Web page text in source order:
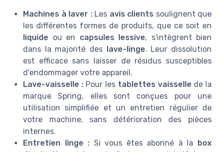
Machines à laver :Les avis clients soulignent que
les différentes formes de produits, que ce soit en
liquide ou en capsules lessive, s'intègrent bien
dans la majorité des lave-linge. Leur dissolution
est efficace sans laisser de résidus susceptibles
d'endommager votre appareil.
Lave-vaisselle :Pour les tablettes vaisselle de la
marque Spring, elles sont conçues pour une
utilisation simplifiée et un entretien régulier de
votre machine, sans détérioration des pièces
internes.
Entretien linge : Si vous êtes abonné à la box
⭐ TRÈS BIEN NOTÉ
Lessive Liquide Musc Blanc 1.8L
＋ Ultra détachante
＋ Efficace à froid
＋ Enrichie au dégraissant
＋ Concentrée